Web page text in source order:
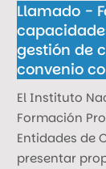
Llamado -
gestión de
convenio
El Instituto
Formación
Entidades de
presentar